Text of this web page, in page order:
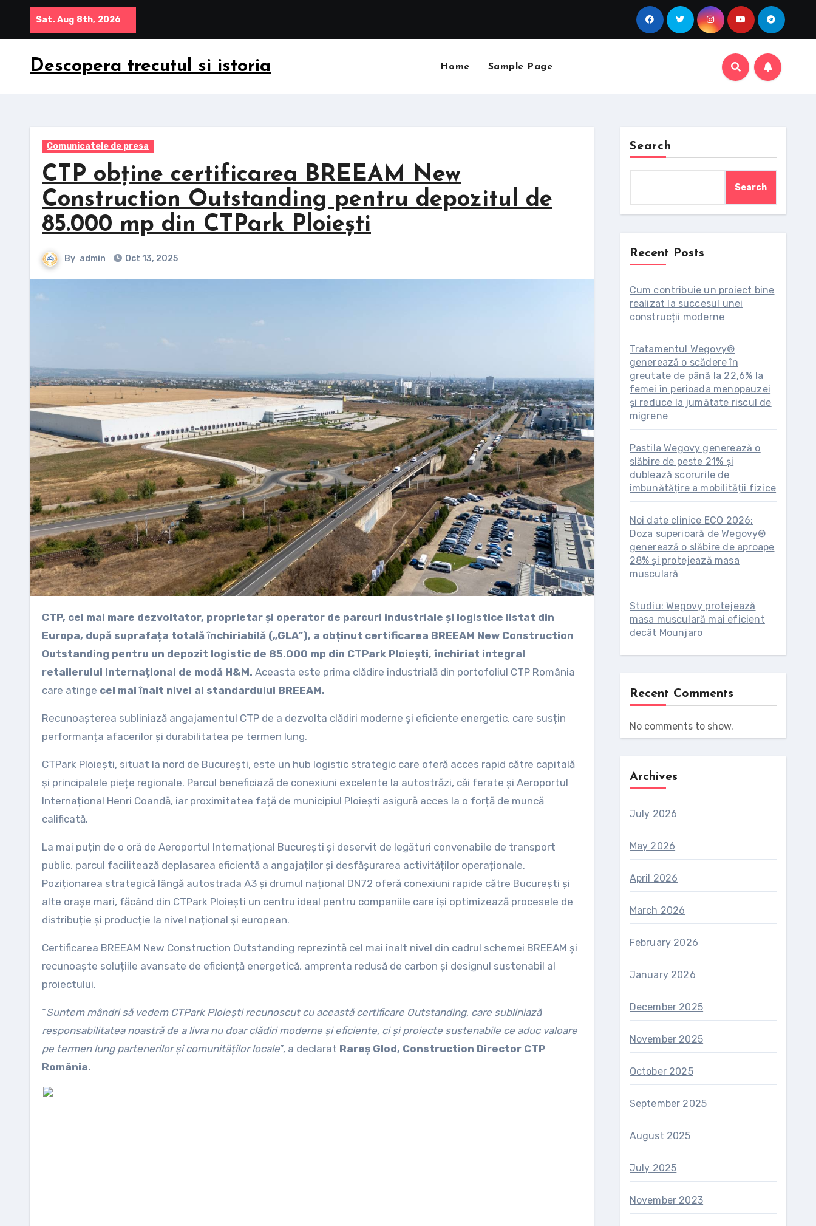
content
Sat. Aug 8th, 2026
Descopera trecutul si istoria Home Sample Page
Comunicatele de presa
CTP obține certificarea BREEAM New
Construction Outstanding pentru depozitul de
85.000 mp din CTPark Ploiești
By admin Oct 13, 2025
CTP, cel mai mare dezvoltator, proprietar și operator de parcuri industriale și logistice listat din
Europa, după suprafața totală închiriabilă („GLA”), a obținut certificarea BREEAM New Construction
Outstanding pentru un depozit logistic de 85.000 mp din CTPark Ploiești, închiriat integral
retailerului internațional de modă H&M. Aceasta este prima clădire industrială din portofoliul CTP România
care atinge cel mai înalt nivel al standardului BREEAM.
Recunoașterea subliniază angajamentul CTP de a dezvolta clădiri moderne și eficiente energetic, care susțin
performanța afacerilor și durabilitatea pe termen lung.
CTPark Ploiești, situat la nord de București, este un hub logistic strategic care oferă acces rapid către capitală
și principalele piețe regionale. Parcul beneficiază de conexiuni excelente la autostrăzi, căi ferate și Aeroportul
Internațional Henri Coandă, iar proximitatea față de municipiul Ploiești asigură acces la o forță de muncă
calificată.
La mai puțin de o oră de Aeroportul Internațional București și deservit de legături convenabile de transport
public, parcul facilitează deplasarea eficientă a angajaților și desfășurarea activităților operaționale.
Poziționarea strategică lângă autostrada A3 și drumul național DN72 oferă conexiuni rapide către București și
alte orașe mari, făcând din CTPark Ploiești un centru ideal pentru companiile care își optimizează procesele de
distribuție și producție la nivel național și european.
Certificarea BREEAM New Construction Outstanding reprezintă cel mai înalt nivel din cadrul schemei BREEAM și
recunoaște soluțiile avansate de eficiență energetică, amprenta redusă de carbon și designul sustenabil al
proiectului.
“Suntem mândri să vedem CTPark Ploiești recunoscut cu această certificare Outstanding, care subliniază
responsabilitatea noastră de a livra nu doar clădiri moderne și eficiente, ci și proiecte sustenabile ce aduc valoare
pe termen lung partenerilor și comunităților locale”, a declarat Rareș Glod, Construction Director CTP
România.
Search
Search
Recent Posts
Cum contribuie un proiect bine
realizat la succesul unei
construcții moderne
Tratamentul Wegovy®
generează o scădere în
greutate de până la 22,6% la
femei în perioada menopauzei
și reduce la jumătate riscul de
migrene
Pastila Wegovy generează o
slăbire de peste 21% și
dublează scorurile de
îmbunătățire a mobilității fizice
Noi date clinice ECO 2026:
Doza superioară de Wegovy®
generează o slăbire de aproape
28% și protejează masa
musculară
Studiu: Wegovy protejează
masa musculară mai eficient
decât Mounjaro
Recent Comments
No comments to show.
Archives
July 2026
May 2026
April 2026
March 2026
February 2026
January 2026
December 2025
November 2025
October 2025
September 2025
August 2025
July 2025
November 2023